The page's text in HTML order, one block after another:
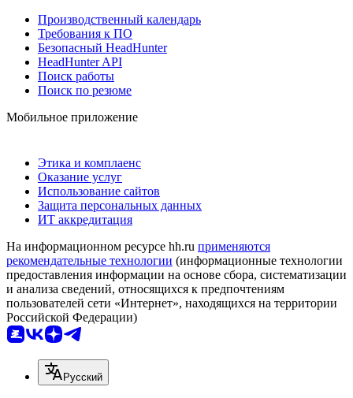
Производственный календарь
Требования к ПО
Безопасный HeadHunter
HeadHunter API
Поиск работы
Поиск по резюме
Мобильное приложение
Этика и комплаенс
Оказание услуг
Использование сайтов
Защита персональных данных
ИТ аккредитация
На информационном ресурсе hh.ru применяются
рекомендательные технологии (информационные технологии
предоставления информации на основе сбора, систематизации
и анализа сведений, относящихся к предпочтениям
пользователей сети «Интернет», находящихся на территории
Российской Федерации)
Русский